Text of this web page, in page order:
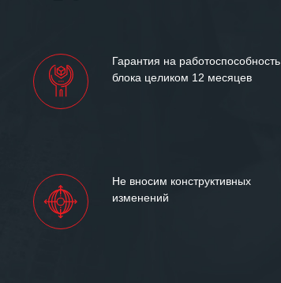
Гарантия на работоспособность
блока целиком 12 месяцев
Не вносим конструктивных
изменений